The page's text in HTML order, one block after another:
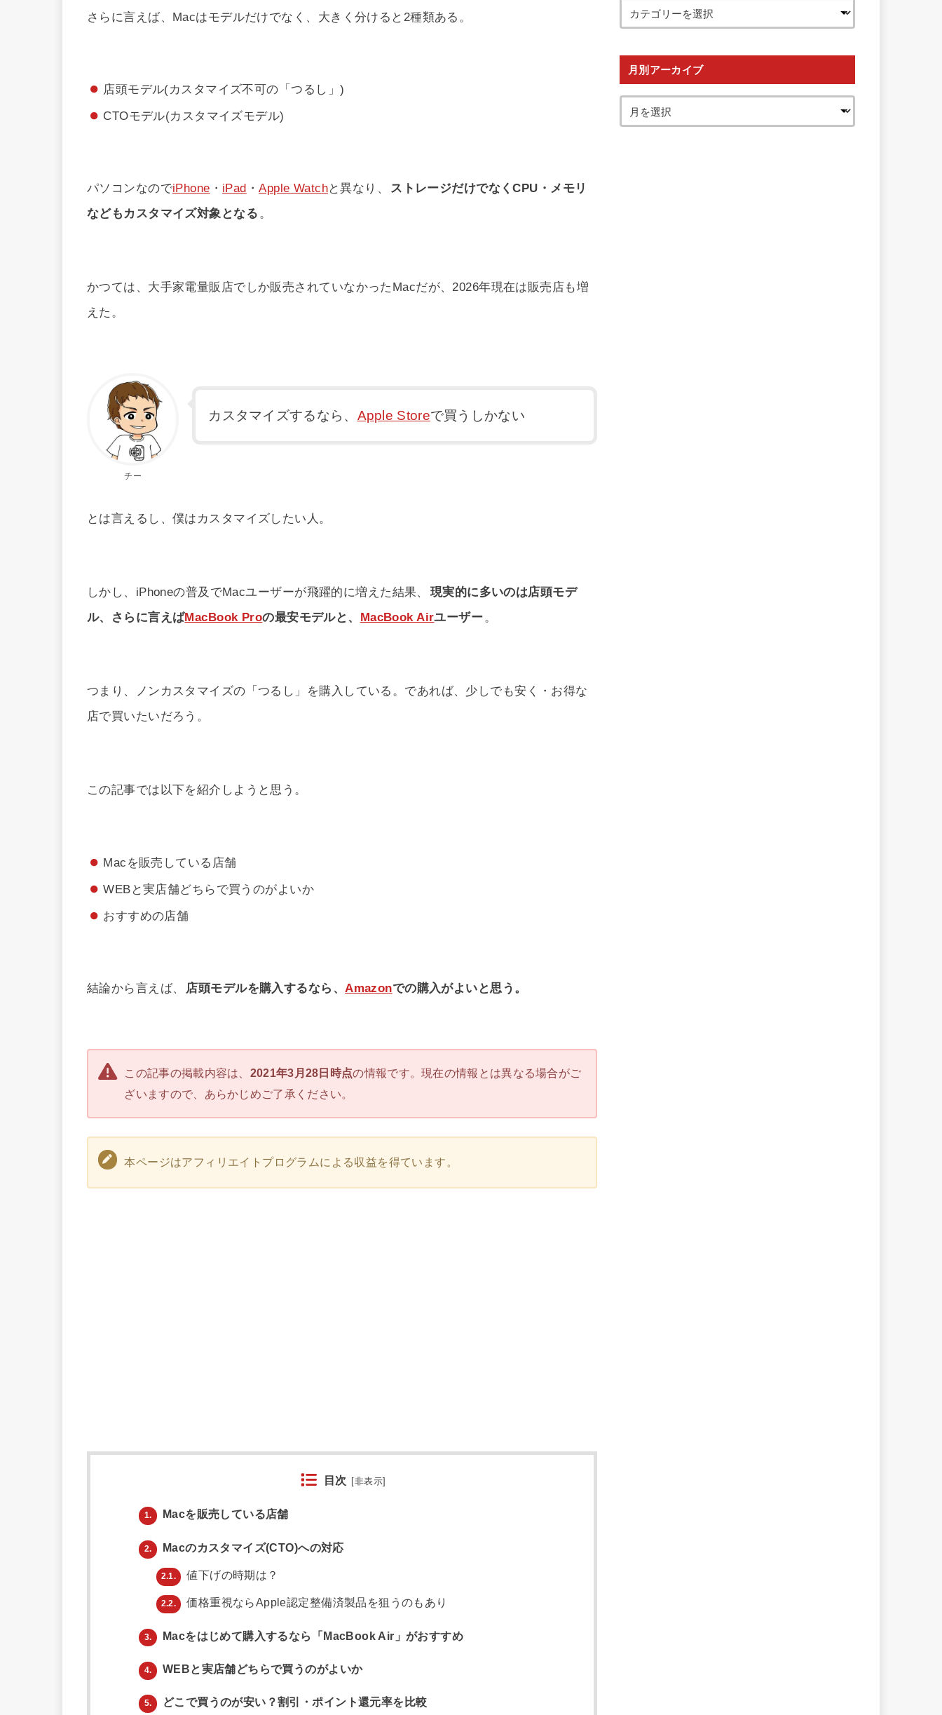
さらに言えば、Macはモデルだけでなく、大きく分けると2種類ある。
店頭モデル(カスタマイズ不可の「つるし」)
CTOモデル(カスタマイズモデル)
パソコンなのでiPhone ・ iPad ・Apple Watchと異なり、
ストレージだけでなくCPU・メモリ
などもカスタマイズ対象となる 。
かつては、大手家電量販店でしか販売されていなかったMacだが、2026年現在は販売店も増
えた。
チー
カスタマイズするなら、 Apple Storeで買うしかない
とは言えるし、僕はカスタマイズしたい人。
しかし、iPhoneの普及でMacユーザーが飛躍的に増えた結果、
現実的に多いのは店頭モデ
ル、さらに言えばMacBook Proの最安モデルと、 MacBook Airユーザー。
つまり、ノンカスタマイズの「つるし」を購入している。であれば、少しでも安く・お得な
店で買いたいだろう。
この記事では以下を紹介しようと思う。
Macを販売している店舗
WEBと実店舗どちらで買うのがよいか
おすすめの店舗
結論から言えば、 店頭モデルを購入するなら、 Amazonでの購入がよいと思う。
この記事の掲載内容は、 2021年3月28日時点の情報です。現在の情報とは異なる場合がご
ざいますので、あらかじめご了承ください。
本ページはアフィリエイトプログラムによる収益を得ています。
目次 [非表示]
1. Macを販売している店舗
2. Macのカスタマイズ(CTO)への対応
2.1. 値下げの時期は？
2.2. 価格重視ならApple認定整備済製品を狙うのもあり
3. Macをはじめて購入するなら「MacBook Air」がおすすめ
4. WEBと実店舗どちらで買うのがよいか
5. どこで買うのが安い？割引・ポイント還元率を比較
月別アーカイブ